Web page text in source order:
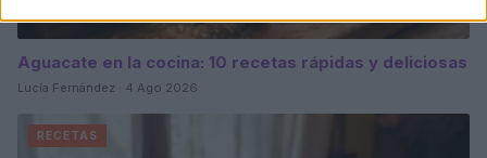
Aguacate en la cocina: 10 recetas rápidas y deliciosas
Lucía Fernández · 4 Ago 2026
RECETAS